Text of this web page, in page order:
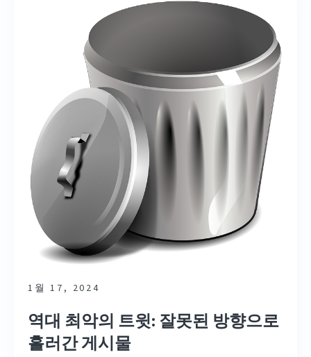
1월 17, 2024
역대 최악의 트윗: 잘못된 방향으로
흘러간 게시물